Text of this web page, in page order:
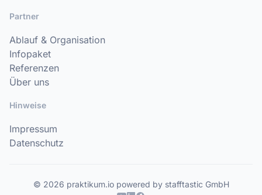
Partner
Ablauf & Organisation
Infopaket
Referenzen
Über uns
Hinweise
Impressum
Datenschutz
© 2026 praktikum.io powered by stafftastic GmbH